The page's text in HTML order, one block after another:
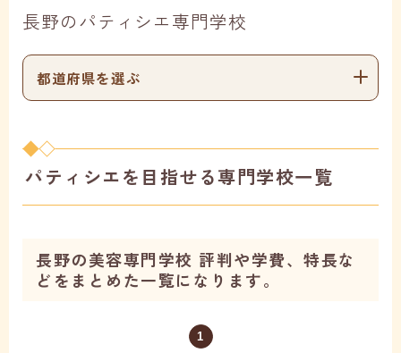
長野のパティシエ専門学校
都道府県を選ぶ
パティシエを目指せる専門学校一覧
長野の美容専門学校 評判や学費、特長な
どをまとめた一覧になります。
1